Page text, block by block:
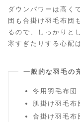
ダウンパワーは高く
団も合掛け羽毛布団
るので、しっかりと
寒すぎたりする心配
一般的な羽毛の
冬用羽毛布
肌掛け羽毛布
合掛け羽毛布